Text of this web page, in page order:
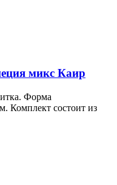
микс Каир
Форма
Комплект состоит из